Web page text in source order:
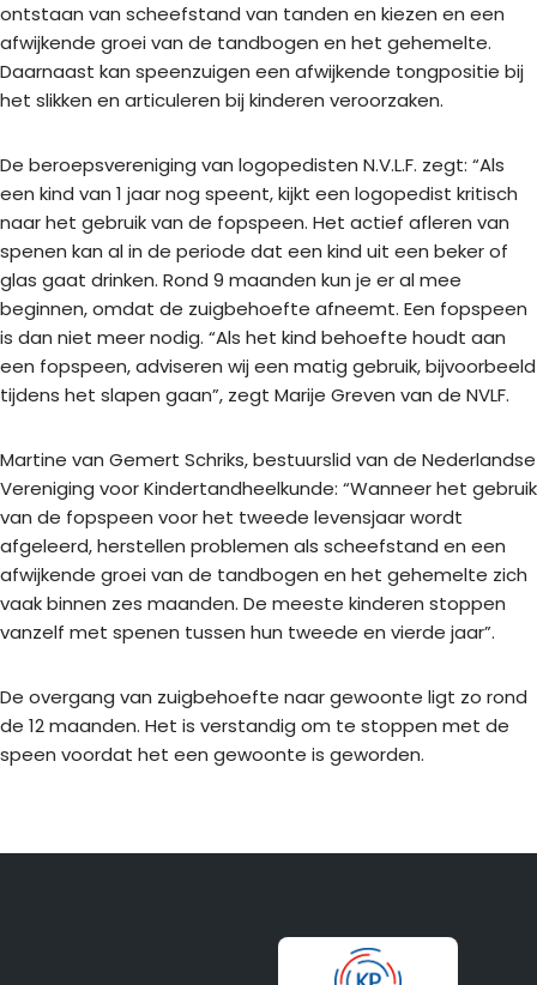
ontstaan van scheefstand van tanden en kiezen en een
afwijkende groei van de tandbogen en het gehemelte.
Daarnaast kan speenzuigen een afwijkende tongpositie bij
het slikken en articuleren bij kinderen veroorzaken.
De beroepsvereniging van logopedisten N.V.L.F. zegt: “Als
een kind van 1 jaar nog speent, kijkt een logopedist kritisch
naar het gebruik van de fopspeen. Het actief afleren van
spenen kan al in de periode dat een kind uit een beker of
glas gaat drinken. Rond 9 maanden kun je er al mee
beginnen, omdat de zuigbehoefte afneemt. Een fopspeen
is dan niet meer nodig. “Als het kind behoefte houdt aan
een fopspeen, adviseren wij een matig gebruik, bijvoorbeeld
tijdens het slapen gaan”, zegt Marije Greven van de NVLF.
Martine van Gemert Schriks, bestuurslid van de Nederlandse
Vereniging voor Kindertandheelkunde: “Wanneer het gebruik
van de fopspeen voor het tweede levensjaar wordt
afgeleerd, herstellen problemen als scheefstand en een
afwijkende groei van de tandbogen en het gehemelte zich
vaak binnen zes maanden. De meeste kinderen stoppen
vanzelf met spenen tussen hun tweede en vierde jaar”.
De overgang van zuigbehoefte naar gewoonte ligt zo rond
de 12 maanden. Het is verstandig om te stoppen met de
speen voordat het een gewoonte is geworden.